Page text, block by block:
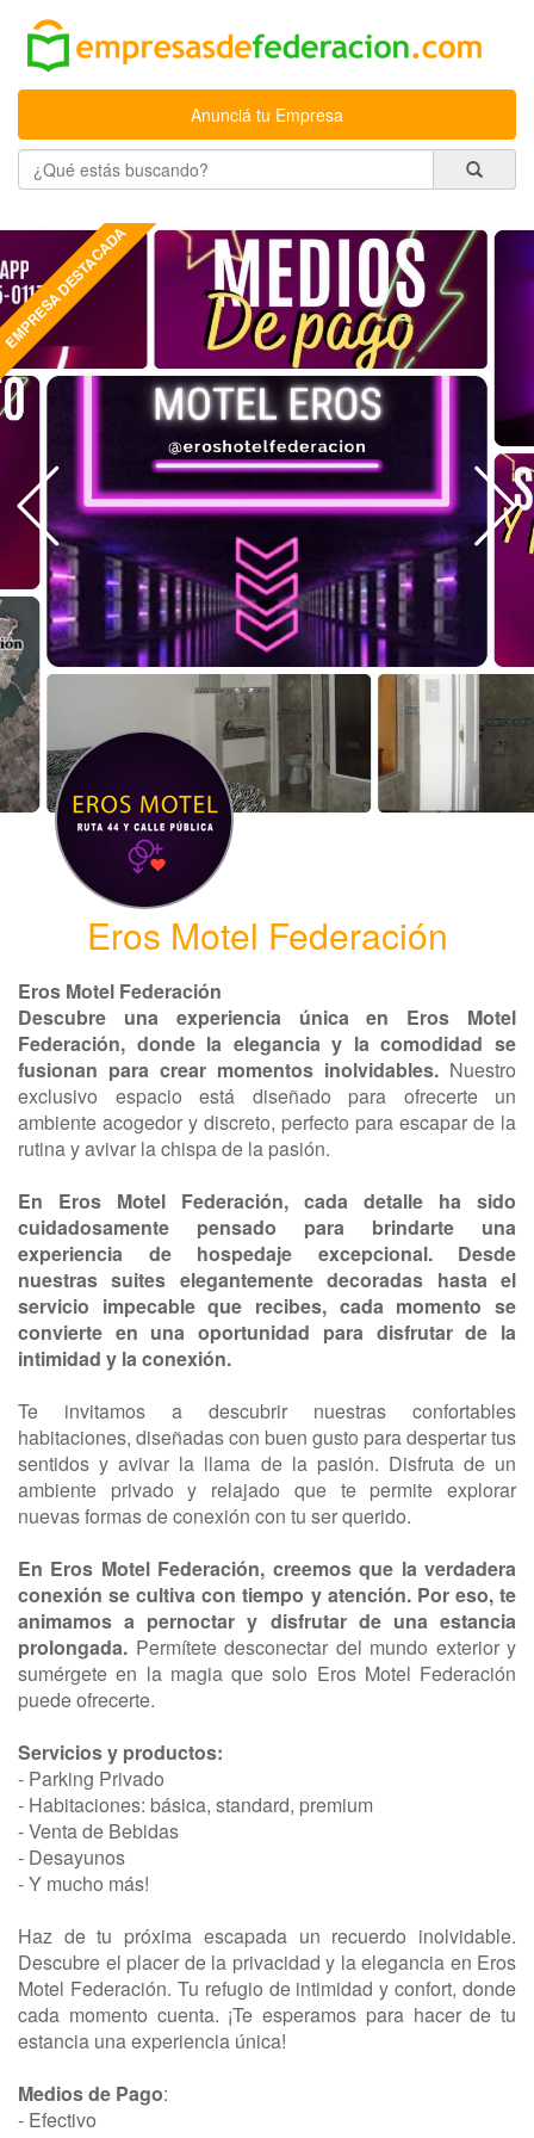
Anunciá tu Empresa
Eros Motel Federación
Eros Motel Federación
Descubre una experiencia única en Eros Motel
Federación, donde la elegancia y la comodidad se
fusionan para crear momentos inolvidables. Nuestro
exclusivo espacio está diseñado para ofrecerte un
ambiente acogedor y discreto, perfecto para escapar de la
rutina y avivar la chispa de la pasión.
En Eros Motel Federación, cada detalle ha sido
cuidadosamente pensado para brindarte una
experiencia de hospedaje excepcional. Desde
nuestras suites elegantemente decoradas hasta el
servicio impecable que recibes, cada momento se
convierte en una oportunidad para disfrutar de la
intimidad y la conexión.
Te invitamos a descubrir nuestras confortables
habitaciones, diseñadas con buen gusto para despertar tus
sentidos y avivar la llama de la pasión. Disfruta de un
ambiente privado y relajado que te permite explorar
nuevas formas de conexión con tu ser querido.
En Eros Motel Federación, creemos que la verdadera
conexión se cultiva con tiempo y atención. Por eso, te
animamos a pernoctar y disfrutar de una estancia
prolongada. Permítete desconectar del mundo exterior y
sumérgete en la magia que solo Eros Motel Federación
puede ofrecerte.
Servicios y productos:
- Parking Privado
- Habitaciones: básica, standard, premium
- Venta de Bebidas
- Desayunos
- Y mucho más!
Haz de tu próxima escapada un recuerdo inolvidable.
Descubre el placer de la privacidad y la elegancia en Eros
Motel Federación. Tu refugio de intimidad y confort, donde
cada momento cuenta. ¡Te esperamos para hacer de tu
estancia una experiencia única!
Medios de Pago:
- Efectivo